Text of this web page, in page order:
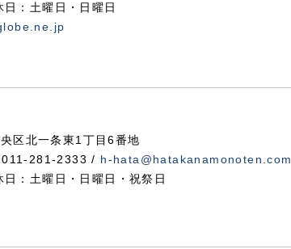
：土曜日・日曜日
区北一条東1丁目6番地
281-2333 / h-hata@hatakanamonoten.com
：土曜日・日曜日・祝祭日